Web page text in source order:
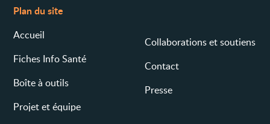
Plan du site
Accueil
Fiches Info Santé
Boîte à outils
Projet et équipe
Collaborations et soutiens
Contact
Presse